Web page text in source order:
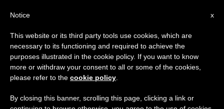
x
Notice
This website or its third party tools use cookies, which are
necessary to its functioning and required to achieve the
purposes illustrated in the cookie policy. If you want to know
more or withdraw your consent to all or some of the cookies,
please refer to the cookie policy
By closing this banner, scrolling this page, clicking a link or